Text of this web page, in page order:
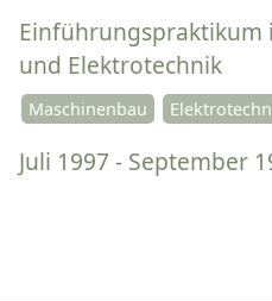
Einführungspraktikum
und Elektrotechnik
Maschinenbau
Juli 1997 - September